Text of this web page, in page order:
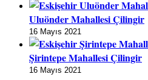
Uluönder Mahallesi Çilingir
16 Mayıs 2021
Şirintepe Mahallesi Çilingir
16 Mayıs 2021